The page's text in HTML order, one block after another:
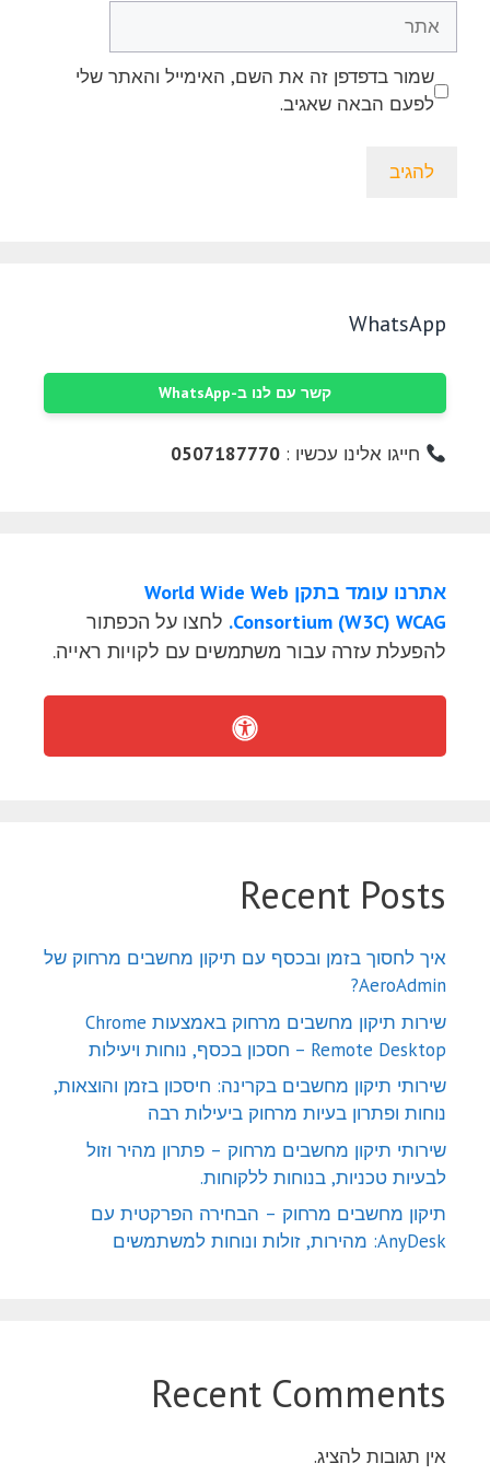
שמור בדפדפן זה את השם, האימייל והאתר שלי
לפעם הבאה שאגיב.
WhatsApp
קשר עם לנו ב-WhatsApp
חייגו אלינו עכשיו :0507187770
אתרנו עומד בתקן World Wide Web
Consortium (W3C) WCAG. לחצו על הכפתור
להפעלת עזרה עבור משתמשים עם לקויות ראייה.
Recent Posts
איך לחסוך בזמן ובכסף עם תיקון מחשבים מרחוק של
AeroAdmin?
שירות תיקון מחשבים מרחוק באמצעות Chrome
Remote Desktop – חסכון בכסף, נוחות ויעילות
שירותי תיקון מחשבים בקרינה: חיסכון בזמן והוצאות,
נוחות ופתרון בעיות מרחוק ביעילות רבה
שירותי תיקון מחשבים מרחוק – פתרון מהיר וזול
לבעיות טכניות, בנוחות ללקוחות.
תיקון מחשבים מרחוק – הבחירה הפרקטית עם
AnyDesk: מהירות, זולות ונוחות למשתמשים
Recent Comments
אין תגובות להציג.